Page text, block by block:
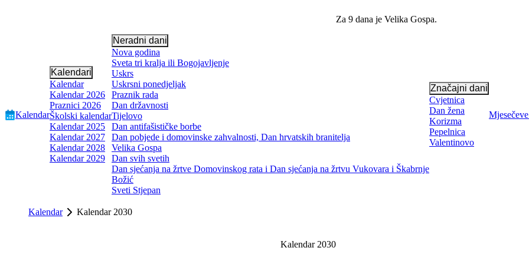
Za 9 dana je Velika Gospa.
Kalendar
Kalendari
Kalendar
Kalendar 2026
Praznici 2026
Školski kalendar
Kalendar 2025
Kalendar 2027
Kalendar 2028
Kalendar 2029
Neradni dani
Nova godina
Sveta tri kralja ili Bogojavljenje
Uskrs
Uskrsni ponedjeljak
Praznik rada
Dan državnosti
Tijelovo
Dan antifašističke borbe
Dan pobjede i domovinske zahvalnosti, Dan hrvatskih branitelja
Velika Gospa
Dan svih svetih
Dan sjećanja na žrtve Domovinskog rata i Dan sjećanja na žrtvu Vukovara i Škabrnje
Božić
Sveti Stjepan
Značajni dani
Cvjetnica
Dan žena
Korizma
Pepelnica
Valentinovo
Kalendar Kalendar 2030
Kalendar 2030